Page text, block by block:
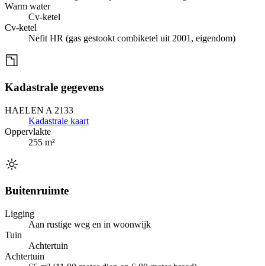
Warm water
Cv-ketel
Cv-ketel
Nefit HR (gas gestookt combiketel uit 2001, eigendom)
Kadastrale gegevens
HAELEN A 2133
Kadastrale kaart
Oppervlakte
255 m²
Buitenruimte
Ligging
Aan rustige weg en in woonwijk
Tuin
Achtertuin
Achtertuin